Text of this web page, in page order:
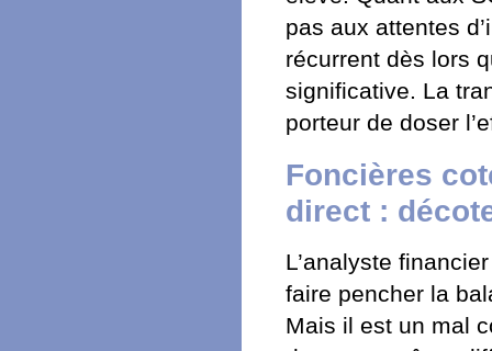
pas aux attentes
récurrent dès lors
significative. La
porteur de doser
Foncières
direct :
L’analyste
faire pencher la
Mais il est un mal